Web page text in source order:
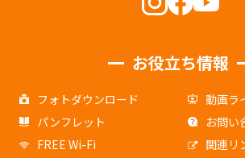
お役立ち情報
フォトダウンロード
動画ラ
パンフレット
お問い
FREE Wi-Fi
関連リ